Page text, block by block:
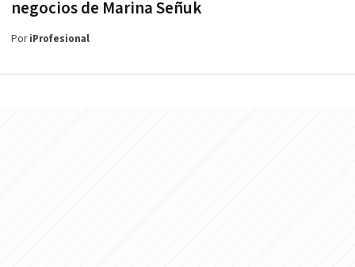
negocios de Marina Señuk
PoriProfesional